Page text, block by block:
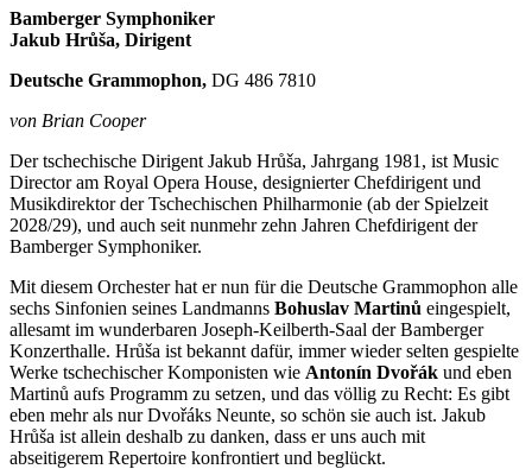
Bamberger Symphoniker
Jakub Hrůša, Dirigent
Deutsche Grammophon, DG 486 7810
von Brian Cooper
Der tschechische Dirigent Jakub Hrůša, Jahrgang 1981, ist Music
Director am Royal Opera House, designierter Chefdirigent und
Musikdirektor der Tschechischen Philharmonie (ab der Spielzeit
2028/29), und auch seit nunmehr zehn Jahren Chefdirigent der
Bamberger Symphoniker.
Mit diesem Orchester hat er nun für die Deutsche Grammophon alle
sechs Sinfonien seines Landmanns Bohuslav Martinů eingespielt,
allesamt im wunderbaren Joseph-Keilberth-Saal der Bamberger
Konzerthalle. Hrůša ist bekannt dafür, immer wieder selten gespielte
Werke tschechischer Komponisten wie Antonín Dvořák und eben
Martinů aufs Programm zu setzen, und das völlig zu Recht: Es gibt
eben mehr als nur Dvořáks Neunte, so schön sie auch ist. Jakub
Hrůša ist allein deshalb zu danken, dass er uns auch mit
abseitigerem Repertoire konfrontiert und beglückt.